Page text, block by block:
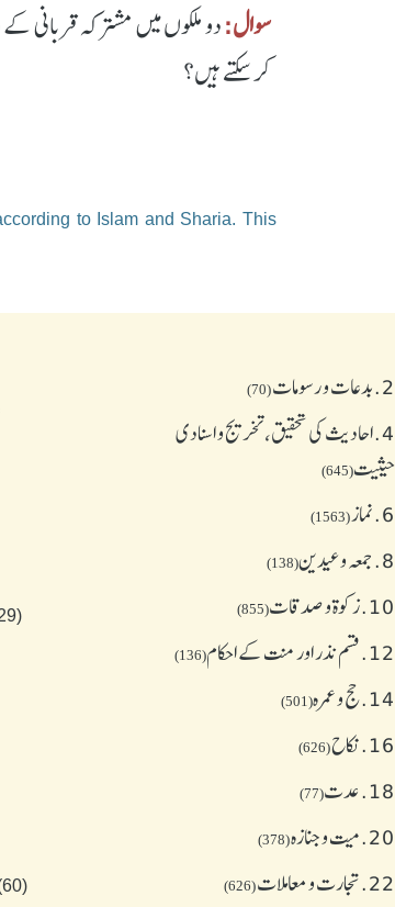
سوال:دو ملکوں میں مشترکہ
کرسکتے ہیں؟
to Islam and Sharia. This
2. بدعات و رسومات(70)
4. احادیث کی تحقیق، تخریج و اسنادی
حیثیت(645)
6. نماز(1563)
8. جمعہ وعیدین(138)
10. زکوة و صدقات(855)
12. قسم نذر اور منت کے احکام(136)
14. حج و عمرہ(501)
16. نکاح(626)
18. عدت(77)
20. میت و جنازہ(378)
22. تجارت و معاملات(626)